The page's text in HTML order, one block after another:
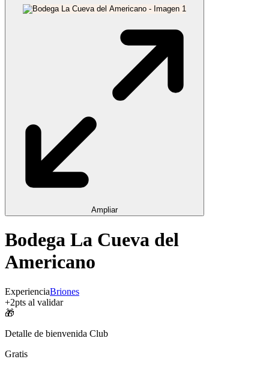
Ampliar
Bodega La Cueva del
Americano
ExperienciaBriones
+2pts al validar
🎁
Detalle de bienvenida Club
Gratis